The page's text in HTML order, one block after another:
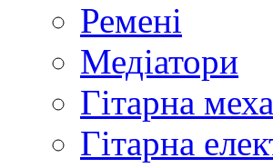
Ремені
Медіатори
Гітарна
Гітарна